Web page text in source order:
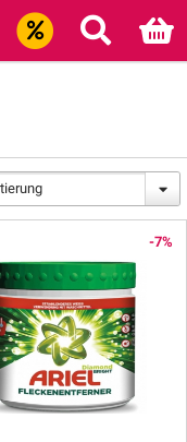
-7%